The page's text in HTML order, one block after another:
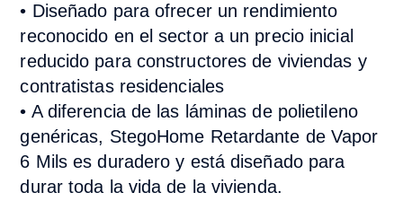
• Diseñado para ofrecer un rendimiento
reconocido en el sector a un precio inicial
reducido para constructores de viviendas y
contratistas residenciales
• A diferencia de las láminas de polietileno
genéricas, StegoHome Retardante de Vapor
6 Mils es duradero y está diseñado para
durar toda la vida de la vivienda.